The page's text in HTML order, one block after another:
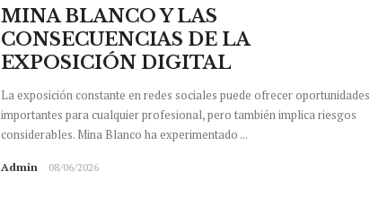
MINA BLANCO Y LAS
CONSECUENCIAS DE LA
EXPOSICIÓN DIGITAL
La exposición constante en redes sociales puede ofrecer oportunidades
importantes para cualquier profesional, pero también implica riesgos
considerables. Mina Blanco ha experimentado ...
Admin 08/06/2026